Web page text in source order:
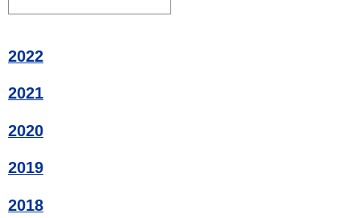
2022
2021
2020
2019
2018